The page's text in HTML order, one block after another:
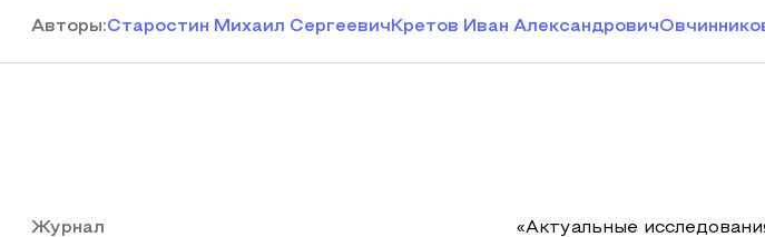
Авторы:Старостин Михаил Сергеевич Кретов Иван Александрович
Журнал «Актуальные